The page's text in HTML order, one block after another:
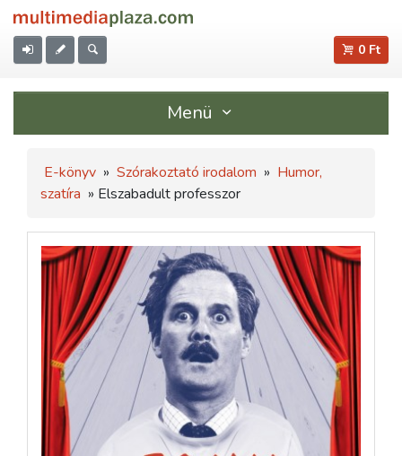
0 Ft
Menü
E-könyv » Szórakoztató irodalom » Humor,
szatíra » Elszabadult professzor